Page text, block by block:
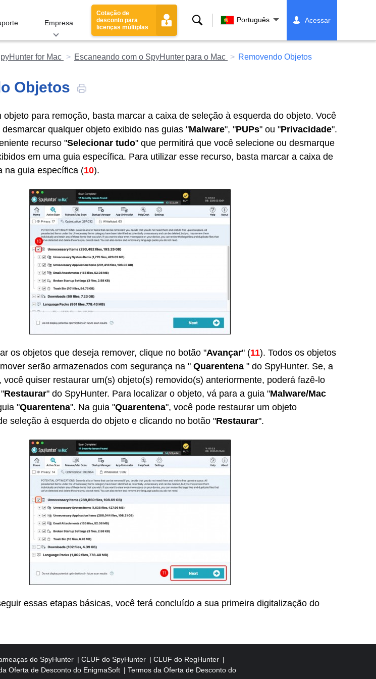
Empresa
Cotação de
desconto para
licenças múltiplas
Buscar Português Acessar
for Mac Escaneando com o SpyHunter para o Mac Removendo Objetos
Objetos
objeto para remoção, basta marcar a caixa de seleção à esquerda do objeto. Você
qualquer objeto exibido nas guias "Malware", "PUPs" ou "Privacidade".
recurso "Selecionar tudo" que permitirá que você selecione ou desmarque
em uma guia específica. Para utilizar esse recurso, basta marcar a caixa de
na guia específica (10).
os objetos que deseja remover, clique no botão "Avançar" (11). Todos os objetos
serão armazenados com segurança na " Quarentena " do SpyHunter. Se, a
você quiser restaurar um(s) objeto(s) removido(s) anteriormente, poderá fazê-lo
Restaurar" do SpyHunter. Para localizar o objeto, vá para a guia "Malware/Mac
"Quarentena". Na guia "Quarentena", você pode restaurar um objeto
seleção à esquerda do objeto e clicando no botão "Restaurar".
essas etapas básicas, você terá concluído a sua primeira digitalização do
do SpyHunter CLUF do SpyHunter
CLUF do RegHunter
Oferta de Desconto do EnigmaSoft
Termos da Oferta de Desconto do